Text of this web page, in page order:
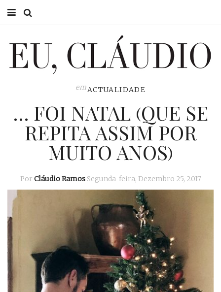
EU CLÁUDIO
EU NA TV
EU, PAI
ACTUALIDADE
emACTUALIDADE
… FOI NATAL (QUE SE
REPITA ASSIM POR
MUITO ANOS)
Por Cláudio Ramos Segunda-feira, Dezembro 25, 2017